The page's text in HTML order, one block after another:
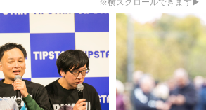
※横スクロールできます▶